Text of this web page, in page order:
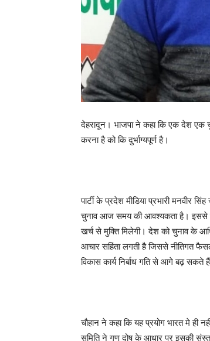
देहरादून। भाजपा ने कहा कि एक देश एक
करना है को कि दुर्भाग्यपूर्ण है।
पार्टी के प्रदेश मीडिया प्रभारी मनवीर
चुनाव आज समय की आवश्यकता है। इससे
खर्च से मुक्ति मिलेगी। देश को चुनाव के
आचार सहिंता लगती है जिससे नीतिगत
विकास कार्य निर्बाध गति से आगे बढ़ सकते
चौहान ने कहा कि यह प्रयोग भारत मे ही
समिति ने गुण दोष के आधार पर इसकी